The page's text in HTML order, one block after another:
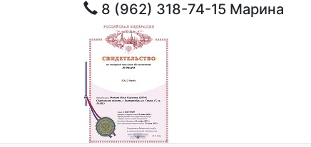
8 (962) 318-74-15 Марина